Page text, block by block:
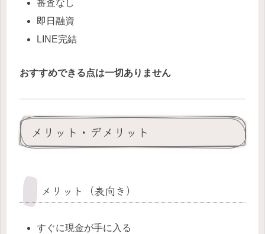
審査なし
即日融資
LINE完結
おすすめできる点は一切ありません
メリット・デメリット
メリット（表向き）
すぐに現金が手に入る